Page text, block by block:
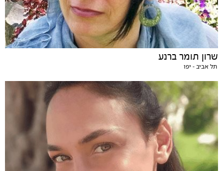
שרון תומר ברנע
תל אביב - יפו